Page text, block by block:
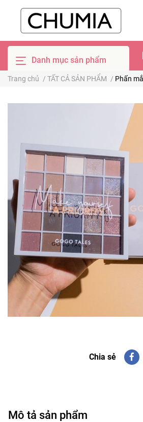
Danh mục sản phẩm
Trang chủ / TẤT CẢ SẢN PHẨM / Phấn
Chia sẻ
Mô tả sản phẩm